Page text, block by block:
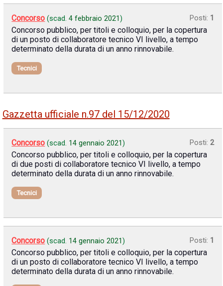
Concorso (scad.4 febbraio 2021) Posti: 1
Concorso pubblico, per titoli e colloquio, per la copertura
di un posto di collaboratore tecnico VI livello, a tempo
determinato della durata di un anno rinnovabile.
Tecnici
Gazzetta ufficiale n.97 del 15/12/2020
Concorso (scad. 14 gennaio 2021) Posti: 2
Concorso pubblico, per titoli e colloquio, per la copertura
di due posti di collaboratore tecnico VI livello, a tempo
determinato della durata di un anno rinnovabile.
Tecnici
Concorso (scad. 14 gennaio 2021) Posti: 1
Concorso pubblico, per titoli e colloquio, per la copertura
di un posto di collaboratore tecnico VI livello, a tempo
determinato della durata di un anno rinnovabile.